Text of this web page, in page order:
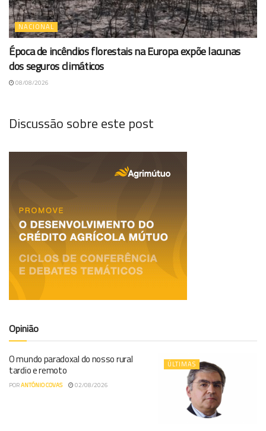
NACIONAL
Época de incêndios florestais na Europa expõe lacunas
dos seguros climáticos
08/08/2026
Discussão sobre este post
Opinião
ÚLTIMAS
O mundo paradoxal do nosso rural
tardio e remoto
PORANTÓNIO COVAS 02/08/2026